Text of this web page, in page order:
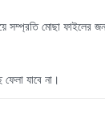
মোছা ফাইলের
যাবে না।